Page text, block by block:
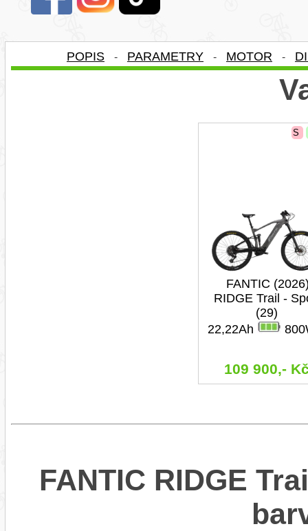
POPIS - PARAMETRY - MOTOR -
S
FANTIC
RIDGE Trail -
(29)
22,22Ah
109 900,-
FANTIC RIDGE